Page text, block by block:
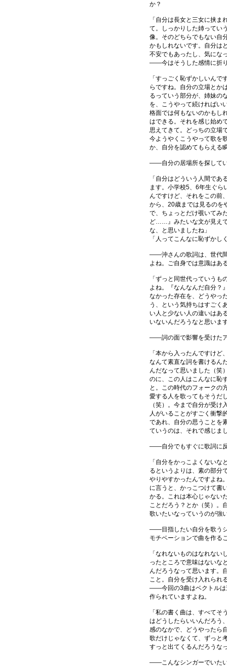
か？
「自分は長女と三女に挟
て。しっかりした姉ってい
像。そのどちらでもない自
かもしれないです。自分は
不安でもあったし、気にな
――今はそうした感情に折
「すっごく恥ずかしいん
らですね。自分の立場とか
るっていう部分が、姉妹の
を、こうやって続ければい
格面では何もないのかもし
はできる。それを感じ始め
思えてきて。どっちの立場
今ようやくこうやって歌を
か、自分を認めてもらえる
――自分の居場所を探して
「自分はどういう人間で
ます。小学校5、6年生ぐら
んですけど、それをこの前
から、20歳までは見るのを
で、ちょっとだけ覗いてみ
ど……』みたいな文が見え
な、と思いましたね」
「人ってこんなに恥ずか
――沖さんの歌詞は、世代
よね。ご自身では意識はあ
「ずっと同世代っていう
よね。『なんなんだ自分？
なかった存在を、どうやっ
う、という気持ちはすごく
い人と少ない人の違いはあ
いないんだろうなと思いま
――詞の面で影響を受けた
「本から入ったんですけ
なんて素直な詞を書けるん
んだなって思いました（笑
のに、この人はこんなに恥
と。この時代のフォークの
愛する人を歌ってもそうだ
（笑）。今まで自分が受
人がいることがすごく衝撃
であれ、自分の思うことを
ていうのは、それで感じま
――自分でもすぐに歌詞に
「自分をかっこよくない
るというよりは、素の部分
やりやすかったんですよね
に言うと、かっこつけて書
かる。これは本心じゃない
ことだろう？とか（笑）。
歌いたいなっていうのが強
――目指したい自分を歌う
モチベーションで曲を作る
「なれないものはなれな
ったところで意味はないな
んだろうなって思います。
こと。自分を受け入れられ
――今回の3曲はベクトルは
作られていますよね。
「私の書く曲は、すべて
はどうしたらいいんだろう
感のなかで、どうやったら
歌だけじゃなくて、ずっと
すっと出てくるんだろうな
――こんなシンガーでいた